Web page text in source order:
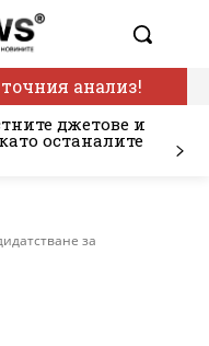
анализ!
джетове и
останалите
за